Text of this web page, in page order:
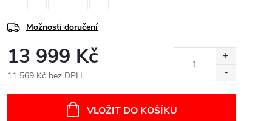
Možnosti doručení
13 999 Kč
11 569 Kč bez DPH
VLOŽIT DO KOŠÍKU